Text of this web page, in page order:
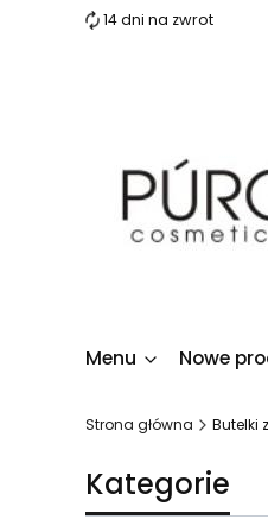
14 dni na zwrot
Menu Nowe
Strona główna Butelki
Kategorie